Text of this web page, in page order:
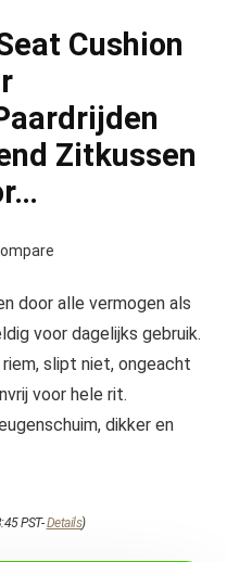
Cushion
Zitkussen
door alle vermogen als
voor dagelijks gebruik.
slipt niet, ongeacht
voor hele rit.
dikker en
PST-Details)